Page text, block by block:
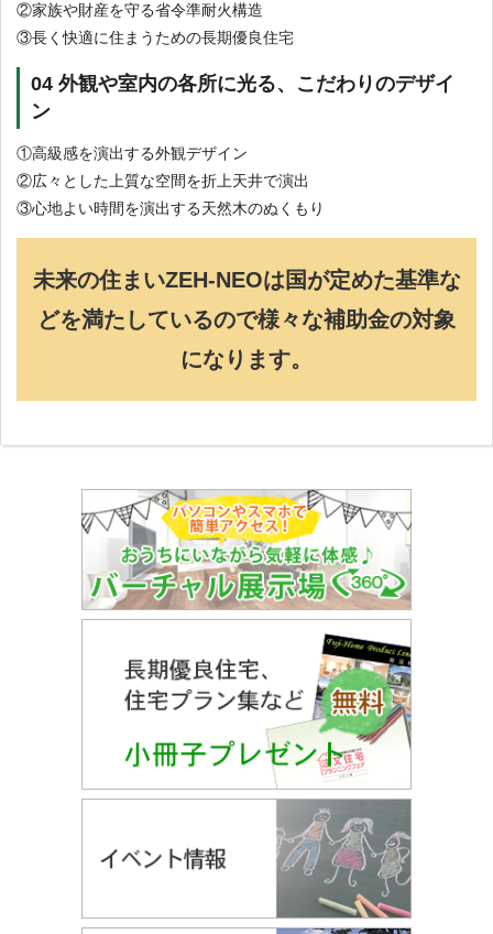
②家族や財産を守る省令準耐火構造
③長く快適に住まうための長期優良住宅
04 外観や室内の各所に光る、こだわりのデザイ
ン
①高級感を演出する外観デザイン
②広々とした上質な空間を折上天井で演出
③心地よい時間を演出する天然木のぬくもり
未来の住まいZEH-NEOは国が定めた基準な
どを満たしているので様々な補助金の対象
になります。